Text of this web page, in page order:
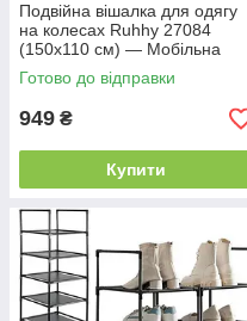
Подвійна вішалка для одягу
на колесах Ruhhy 27084
(150х110 см) — Мобільна
стійка-рейл із полицею для
взуття та бічними гачками (Чо
Готово до відправки
949 ₴
Купити